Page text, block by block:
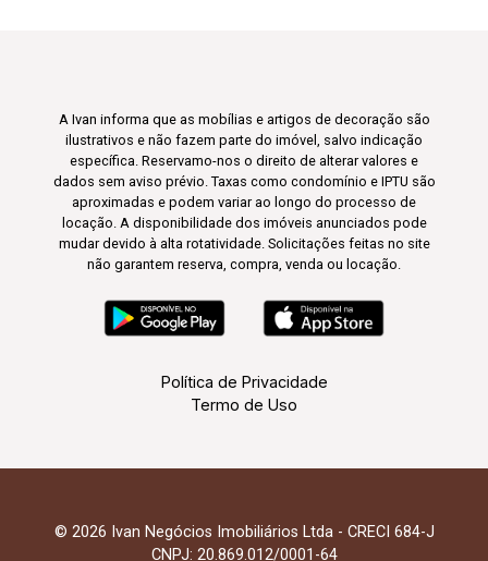
A Ivan informa que as mobílias e artigos de decoração são
ilustrativos e não fazem parte do imóvel, salvo indicação
específica. Reservamo-nos o direito de alterar valores e
dados sem aviso prévio. Taxas como condomínio e IPTU são
aproximadas e podem variar ao longo do processo de
locação. A disponibilidade dos imóveis anunciados pode
mudar devido à alta rotatividade. Solicitações feitas no site
não garantem reserva, compra, venda ou locação.
Política de Privacidade
Termo de Uso
© 2026 Ivan Negócios Imobiliários Ltda - CRECI 684-J
CNPJ: 20.869.012/0001-64